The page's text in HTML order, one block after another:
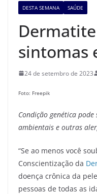
DESTA SEMANA SAÚDE
sintomas
24 de setembro de 2023
Foto: Freepik
Condição genética
ambientais e outras
“Se ao menos você
Conscientização da
doença crônica da
pessoas de todas as